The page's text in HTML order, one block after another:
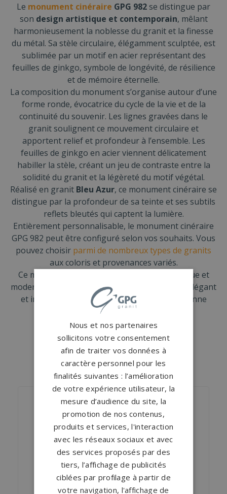
Le monument cinéraire GPG 982 se distingue par
son design artistique et contemporain, mêlant
harmonieusement la noblesse du granit et la finesse
du métal. Sa stèle circulaire, élégamment sculptée, est
sublimée par un motif en acier représentant des
feuilles de ginkgo, symbole de longévité, de résilience
et de mémoire éternelle.
La composition du monument s’organise autour d’une
forme ronde, évocatrice du cycle de la vie et de la
continuité du souvenir. Les lignes gravées dans le
granit soulignent ce mouvement circulaire et
apportent relief et profondeur à l’ensemble. Les
feuilles de ginkgo en acier viennent délicatement
habiller la stèle, créant un jeu de contraste entre la
solidité du granit et la légèreté du motif végétal.
Réalisé en granit Bleu Azur, ce monument cinéraire se
distingue par la profondeur de sa teinte et ses subtils
reflets bleutés qui captent la lumière.
Entièrement personnalisable, le monument cinéraire
GPG 982 peut être configuré selon vos souhaits. Vous
pouvez choisir parmi de nombreux types de granits
aux coloris et provenances variés.
Ce monument cinéraire allie design, symbolique et
modernité pour offrir un lieu de recueillement élégant
et intemporel, dédié à la mémoire de la personne
disparue.
NOS MONUMENTS SIMILAIRES
Nous et nos partenaires
sollicitons votre consentement
afin de traiter vos données à
caractère personnel pour les
finalités suivantes : l’amélioration
de votre expérience utilisateur, la
mesure d’audience du site, la
promotion de nos contenus,
produits et services, l'interaction
avec les réseaux sociaux et avec
des services proposés par des
tiers, l’affichage de publicités
ciblées par profilage à partir de
votre navigation, l'affichage de